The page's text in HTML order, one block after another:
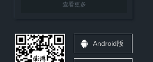
查看更多
Android版